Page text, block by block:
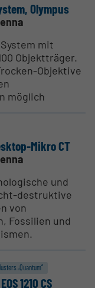
Olympus
mit
Objektträger.
Objektive
möglich
Mikro CT
und
destruktive
von
Fossilien und
„Quantum“
1210 CS